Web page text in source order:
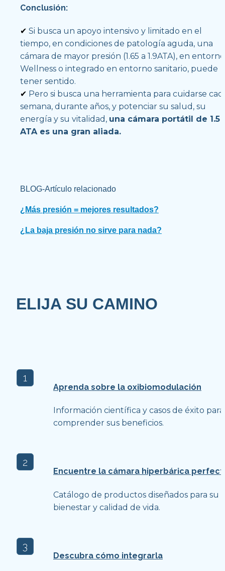
Conclusión:
✔ Si busca un apoyo intensivo y limitado en el
tiempo, en condiciones de patología aguda, una
cámara de mayor presión (1.65 a 1.9ATA), en entorno
Wellness o integrado en entorno sanitario, puede
tener sentido.
✔ Pero si busca una herramienta para cuidarse
semana, durante años, y potenciar su salud, su
energía y su vitalidad, una cámara portátil de 1.5
ATA es una gran aliada.
BLOG-Artículo relacionado
¿Más presión = mejores resultados?
¿La baja presión no sirve para nada?
ELIJA SU CAMINO
1
Aprenda sobre la oxibiomodulación
Información científica y casos de éxito para
comprender sus beneficios.
2
Encuentre la cámara hiperbárica
Catálogo de productos diseñados para su
bienestar y calidad de vida.
3
Descubra cómo integrarla